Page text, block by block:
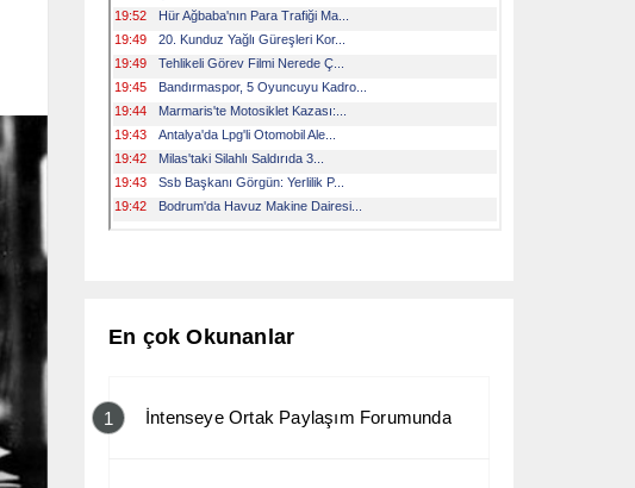
En çok Okunanlar
1 İntenseye Ortak Paylaşım Forumunda